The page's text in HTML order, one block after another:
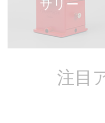
サリー
注目